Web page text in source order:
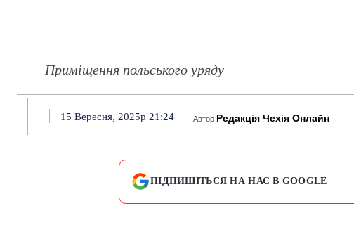
Приміщення польського уряду
15 Вересня, 2025р 21:24 Автор Редакція Чехія Онлайн
ПІДПИШІТЬСЯ НА НАС В GOOGLE